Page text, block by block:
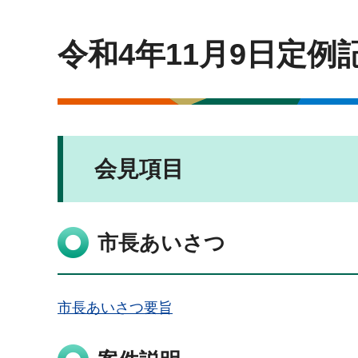
令和4年11月9日定例
会見項目
市長あいさつ
市長あいさつ要旨